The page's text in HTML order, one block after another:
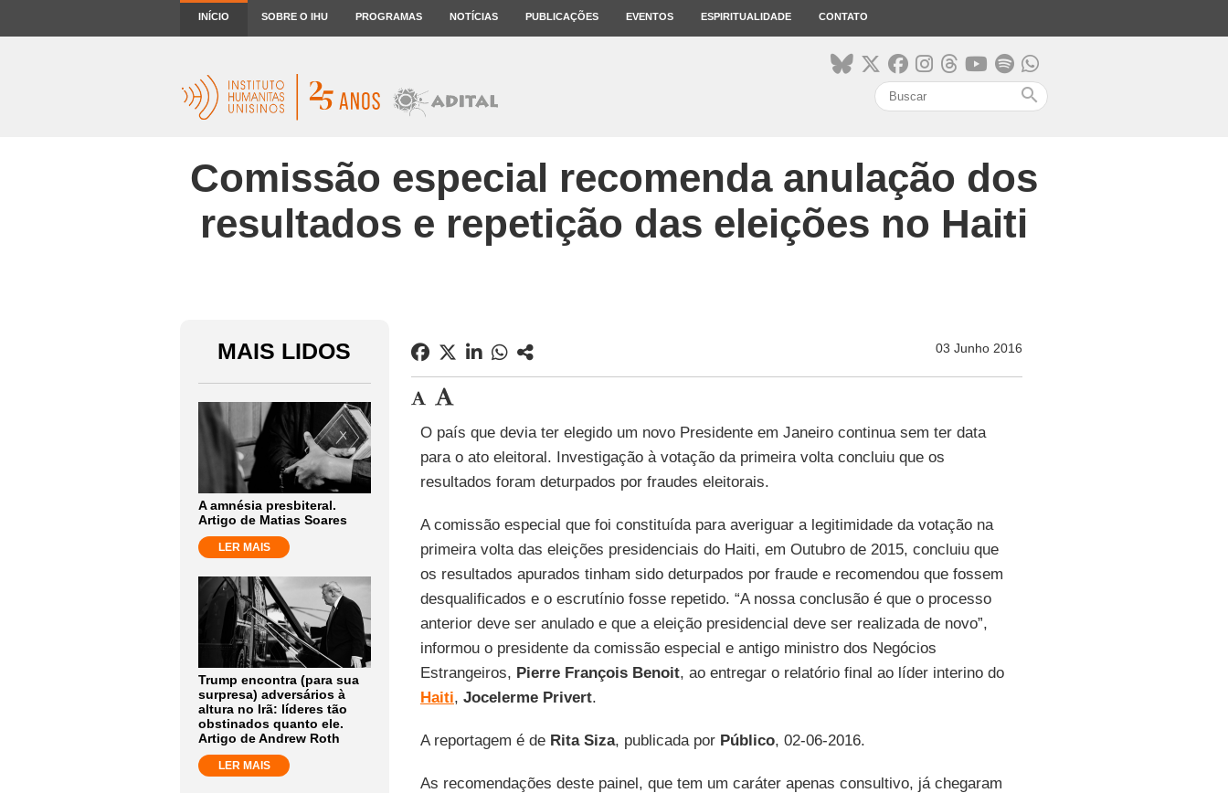
INÍCIO SOBRE O IHU PROGRAMAS NOTÍCIAS PUBLICAÇÕES EVENTOS ESPIRITUALIDADE CONTATO
search
Comissão especial recomenda anulação dos
resultados e repetição das eleições no Haiti
MAIS LIDOS
A amnésia presbiteral.
Artigo de Matias Soares
LER MAIS
Trump encontra (para sua
surpresa) adversários à
altura no Irã: líderes tão
obstinados quanto ele.
Artigo de Andrew Roth
LER MAIS
03 Junho 2016
O país que devia ter elegido um novo Presidente em Janeiro continua sem ter data
para o ato eleitoral. Investigação à votação da primeira volta concluiu que os
resultados foram deturpados por fraudes eleitorais.
A comissão especial que foi constituída para averiguar a legitimidade da votação na
primeira volta das eleições presidenciais do Haiti, em Outubro de 2015, concluiu que
os resultados apurados tinham sido deturpados por fraude e recomendou que fossem
desqualificados e o escrutínio fosse repetido. “A nossa conclusão é que o processo
anterior deve ser anulado e que a eleição presidencial deve ser realizada de novo”,
informou o presidente da comissão especial e antigo ministro dos Negócios
Estrangeiros, Pierre François Benoit, ao entregar o relatório final ao líder interino do
Haiti, Jocelerme Privert.
A reportagem é de Rita Siza, publicada por Público, 02-06-2016.
As recomendações deste painel, que tem um caráter apenas consultivo, já chegaram